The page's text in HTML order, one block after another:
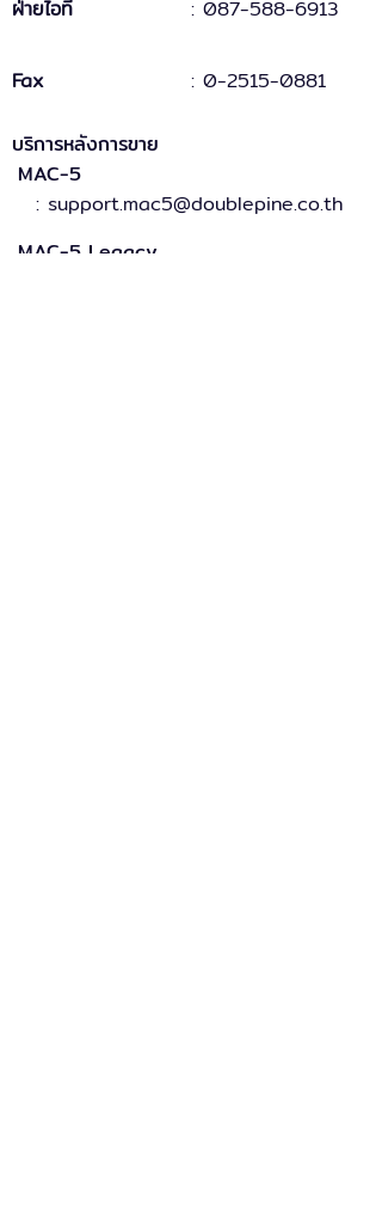
ฝ่ายไอที : 087-588-6913
Fax : 0-2515-0881
บริการหลังการขาย
MAC-5
: support.mac5@doublepine.co.th
MAC-5 Legacy